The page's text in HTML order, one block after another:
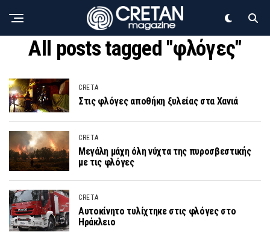
All posts tagged "φλόγες"
CRETA
Στις φλόγες αποθήκη ξυλείας στα Χανιά
CRETA
Μεγάλη μάχη όλη νύχτα της πυροσβεστικής
με τις φλόγες
CRETA
Αυτοκίνητο τυλίχτηκε στις φλόγες στο
Ηράκλειο